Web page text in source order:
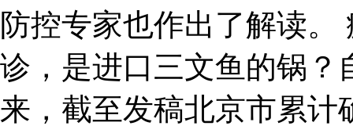
防控专家也作出了解读。
诊，是进口三文鱼的锅？
来，截至发稿北京市累计